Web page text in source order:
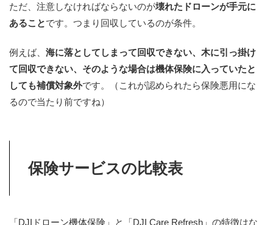
ただ、注意しなければならないのが壊れたドローンが手元に
あることです。つまり回収しているのが条件。
例えば、 海に落としてしまって回収できない、木に引っ掛け
て回収できない、そのような場合は機体保険に入っていたと
しても補償対象外です。（これが認められたら保険悪用にな
るので当たり前ですね）
保険サービスの比較表
「DJIドローン機体保険」と「DJI Care Refresh」の特徴はな